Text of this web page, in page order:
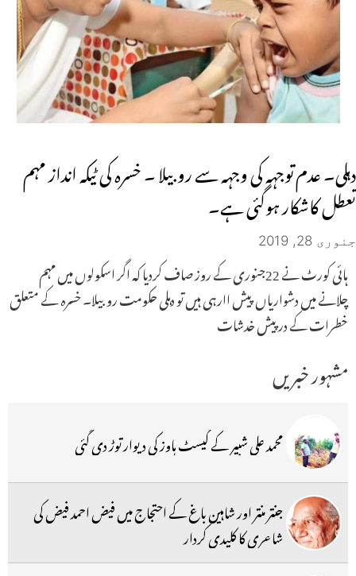
دہلی۔ عدم توجہہ کی وجہہ سے روبیلا ۔ خسرہ کی ٹیکہ انداز مہم
تعطل کاشکار ہوگئی ہے۔
جنوری 28, 2019
ہائی کورٹ نے 22جنوری کے روز صاف کردیا کہ اگر اسکولوں میں مہم
چلانے میں دشواریاں پیش اارہی ہیں تو دہلی حکومت روبیلا۔ خسرہ کے متعلق
خطرات کے درپیش خدشات
مشہور خبریں
محمد علی شبیر کے گیسٹ ہاوز کی دیوار توڑ دی گئی
جنتر منتر اور شاہین باغ کے احتجاج میں فیض احمد فیض کی
شاعری کا کلیدی کردار